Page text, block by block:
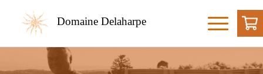
Domaine Delaharpe